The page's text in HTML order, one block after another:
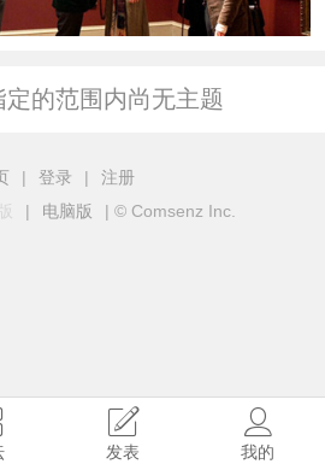
的范围内尚无主题
| 登录 |
注册
| 电脑版 | © Comsenz Inc.
发表 我的